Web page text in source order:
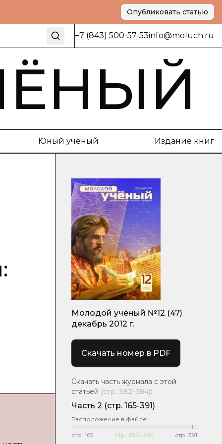
Опубликовать статью
+7 (843) 500-57-53info@moluch.ru
Юный ученый Издание книг
Молодой учёный №12 (47)
декабрь 2012 г.
Скачать номер в PDF
Скачать часть журнала с этой
статьей (стр. 382-384):
Часть 2 (стр. 165-391)
Расположение в файле:
стр. 165 стр. 382-384 стр. 391